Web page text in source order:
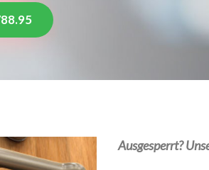
Ausgesperrt?